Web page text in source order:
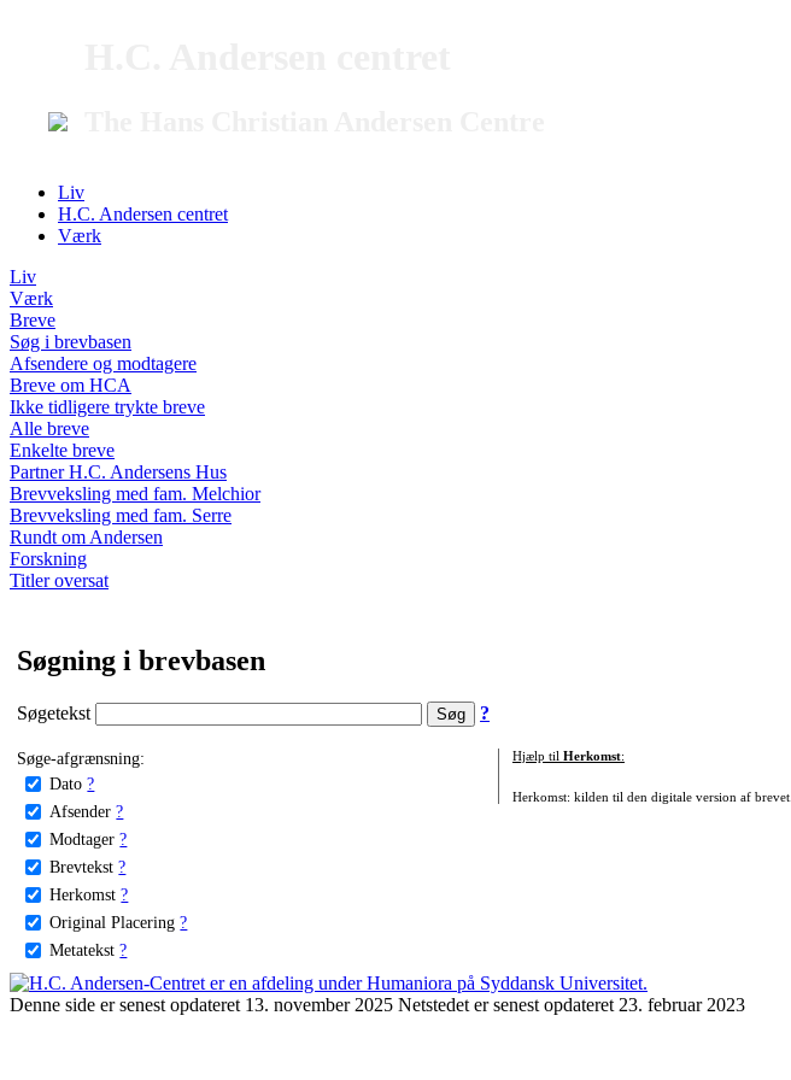
Liv
H.C. Andersen centret
Værk
Liv
Værk
Breve
Søg i brevbasen
Afsendere og modtagere
Breve om HCA
Ikke tidligere trykte breve
Alle breve
Enkelte breve
Partner H.C. Andersens Hus
Brevveksling med fam. Melchior
Brevveksling med fam. Serre
Rundt om Andersen
Forskning
Titler oversat
Søgning i brevbasen
Søgetekst ?
Søge-afgrænsning:
Dato ?
Afsender ?
Modtager ?
Brevtekst ?
Herkomst ?
Original Placering ?
Metatekst ?
Hjælp til Herkomst:
Herkomst: kilden til den digitale version af brevet.
Denne side er senest opdateret 13. november 2025 Netstedet er senest opdateret 23. februar 2023